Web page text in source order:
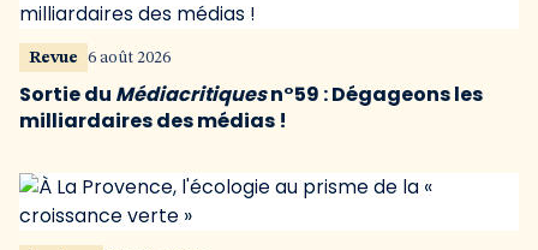
Revue 6 août 2026
Sortie du Médiacritiquesn°59 : Dégageons les
milliardaires des médias !